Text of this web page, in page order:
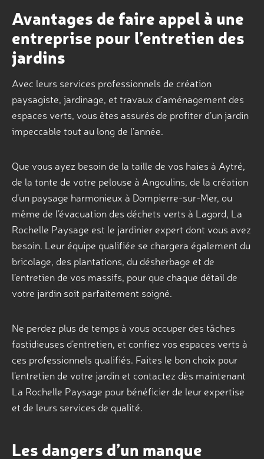
Avantages de faire appel à une
entreprise pour l’entretien des
jardins
Avec leurs services professionnels de création
paysagiste, jardinage, et travaux d’aménagement des
espaces verts, vous êtes assurés de profiter d’un jardin
impeccable tout au long de l’année.
Que vous ayez besoin de la taille de vos haies à Aytré,
de la tonte de votre pelouse à Angoulins, de la création
d’un paysage harmonieux à Dompierre-sur-Mer, ou
même de l’évacuation des déchets verts à Lagord, La
Rochelle Paysage est le jardinier expert dont vous avez
besoin. Leur équipe qualifiée se chargera également du
bricolage, des plantations, du désherbage et de
l’entretien de vos massifs, pour que chaque détail de
votre jardin soit parfaitement soigné.
Ne perdez plus de temps à vous occuper des tâches
fastidieuses d’entretien, et confiez vos espaces verts à
ces professionnels qualifiés. Faites le bon choix pour
l’entretien de votre jardin et contactez dès maintenant
La Rochelle Paysage pour bénéficier de leur expertise
et de leurs services de qualité.
Les dangers d’un manque